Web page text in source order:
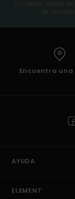
(*) Oferta valida
de uso
Encuentra
AYUDA
ELEMENT